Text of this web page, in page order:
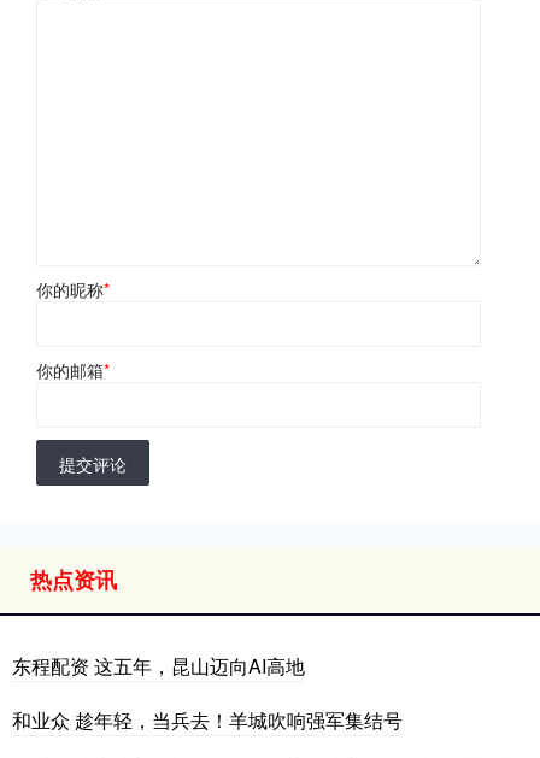
你的昵称*
你的邮箱*
提交评论
热点资讯
东程配资 这五年，昆山迈向AI高地
和业众 趁年轻，当兵去！羊城吹响强军集结号